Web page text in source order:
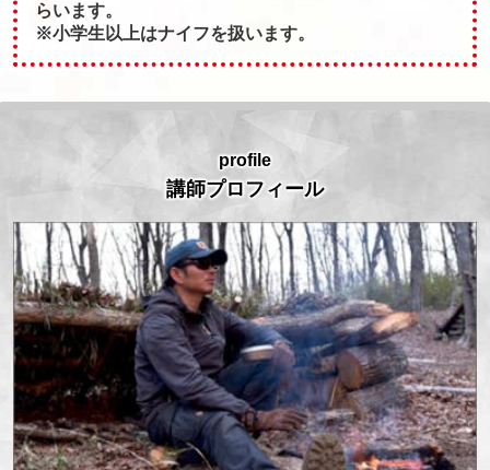
らいます。
※小学生以上はナイフを扱います。
profile
講師プロフィール